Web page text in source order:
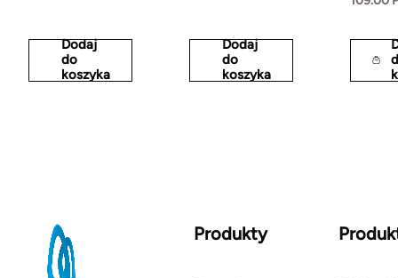
Dodaj
do
koszyka
Dodaj
do
koszyka
Produkty